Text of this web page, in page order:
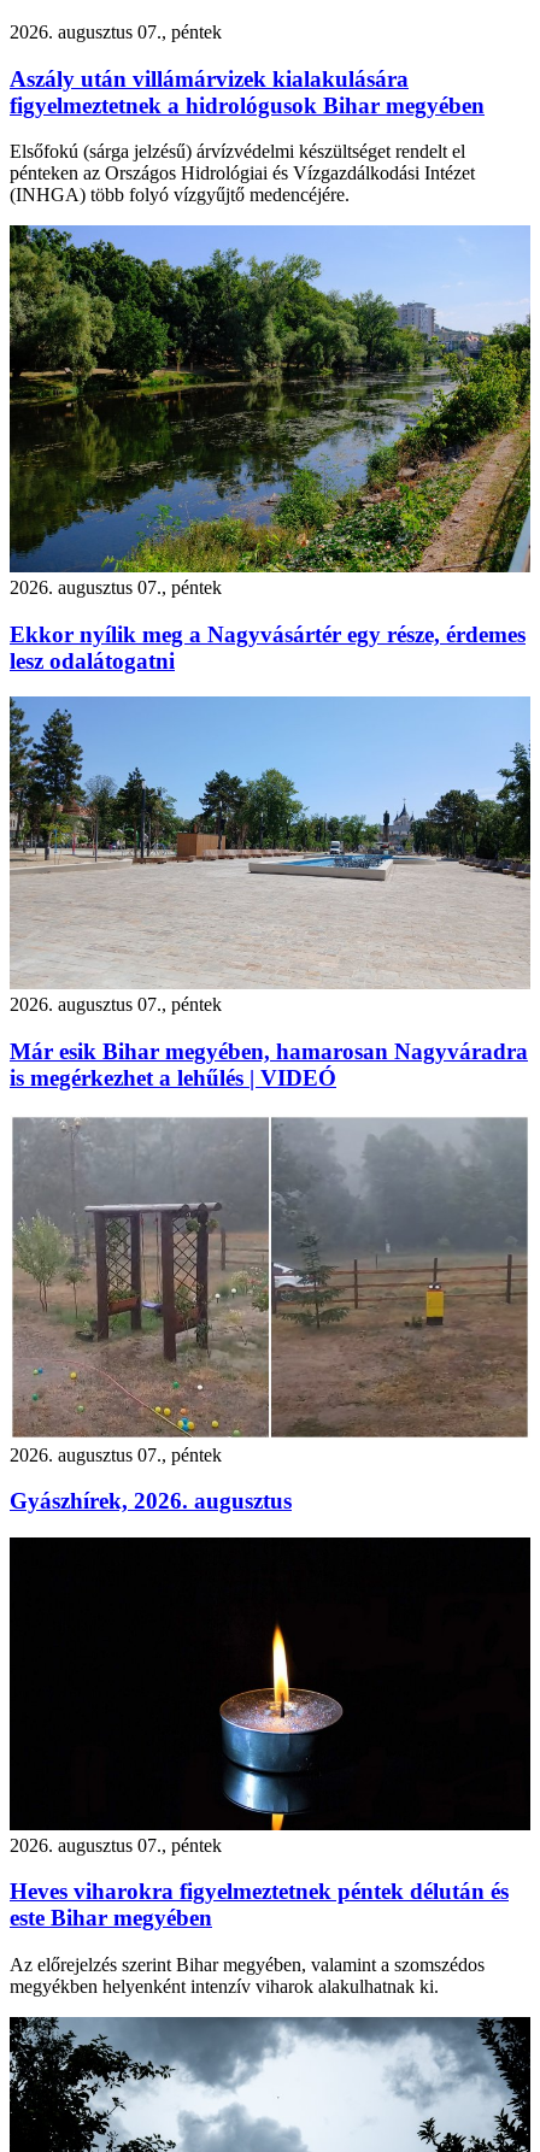
2026. augusztus 07., péntek
Aszály után villámárvizek kialakulására
figyelmeztetnek a hidrológusok Bihar megyében
Elsőfokú (sárga jelzésű) árvízvédelmi készültséget rendelt el
pénteken az Országos Hidrológiai és Vízgazdálkodási Intézet
(INHGA) több folyó vízgyűjtő medencéjére.
2026. augusztus 07., péntek
Ekkor nyílik meg a Nagyvásártér egy része, érdemes
lesz odalátogatni
2026. augusztus 07., péntek
Már esik Bihar megyében, hamarosan Nagyváradra
is megérkezhet a lehűlés | VIDEÓ
2026. augusztus 07., péntek
Gyászhírek, 2026. augusztus
2026. augusztus 07., péntek
Heves viharokra figyelmeztetnek péntek délután és
este Bihar megyében
Az előrejelzés szerint Bihar megyében, valamint a szomszédos
megyékben helyenként intenzív viharok alakulhatnak ki.